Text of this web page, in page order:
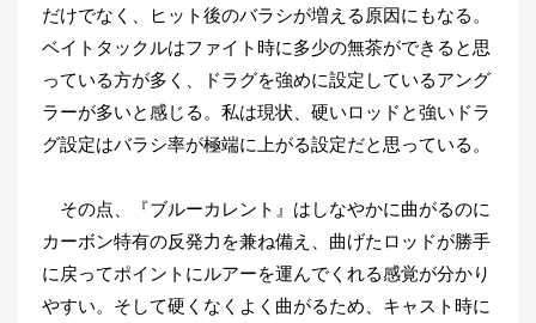
だけでなく、ヒット後のバラシが増える原因にもなる。
ベイトタックルはファイト時に多少の無茶ができると思
っている方が多く、ドラグを強めに設定しているアング
ラーが多いと感じる。私は現状、硬いロッドと強いドラ
グ設定はバラシ率が極端に上がる設定だと思っている。
その点、『ブルーカレント』はしなやかに曲がるのに
カーボン特有の反発力を兼ね備え、曲げたロッドが勝手
に戻ってポイントにルアーを運んでくれる感覚が分かり
やすい。そして硬くなくよく曲がるため、キャスト時に